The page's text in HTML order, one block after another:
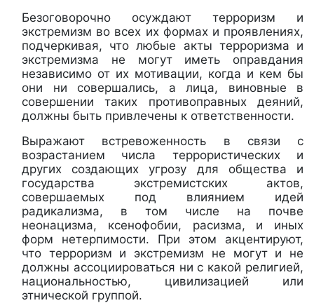
Безоговорочно осуждают терроризм и
экстремизм во всех их формах и проявлениях,
подчеркивая, что любые акты терроризма и
экстремизма не могут иметь оправдания
независимо от их мотивации, когда и кем бы
они ни совершались, а лица, виновные в
совершении таких противоправных деяний,
должны быть привлечены к ответственности.
Выражают встревоженность в связи с
возрастанием числа террористических и
других создающих угрозу для общества и
государства экстремистских актов,
совершаемых под влиянием идей
радикализма, в том числе на почве
неонацизма, ксенофобии, расизма, и иных
форм нетерпимости. При этом акцентируют,
что терроризм и экстремизм не могут и не
должны ассоциироваться ни с какой религией,
национальностью, цивилизацией или
этнической группой.